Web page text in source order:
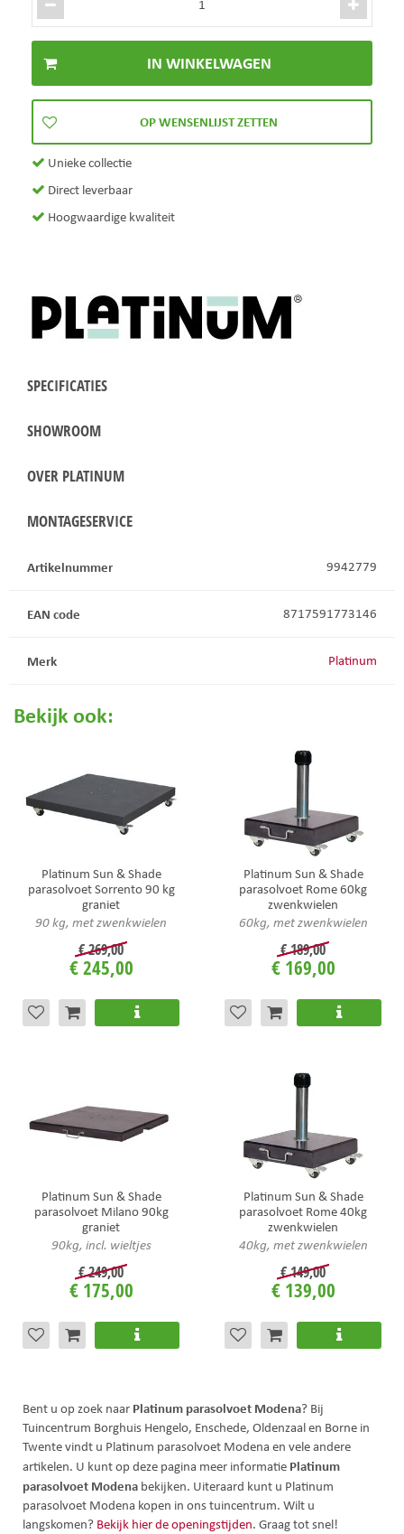
Unieke collectie
Direct leverbaar
Hoogwaardige kwaliteit
SPECIFICATIES
SHOWROOM
OVER PLATINUM
MONTAGESERVICE
Artikelnummer 9942779
EAN code 8717591773146
Merk Platinum
Bekijk ook:
Platinum Sun & Shade
parasolvoet Sorrento 90 kg
graniet
90 kg, met zwenkwielen
€269,00
€245,00
Platinum Sun & Shade
parasolvoet Rome 60kg
zwenkwielen
60kg, met zwenkwielen
€189,00
€ 169,00
Platinum Sun & Shade
parasolvoet Milano 90kg
graniet
90kg, incl. wieltjes
€249,00
€ 175,00
Platinum Sun & Shade
parasolvoet Rome 40kg
zwenkwielen
40kg, met zwenkwielen
€149,00
€ 139,00
Bent u op zoek naar Platinum parasolvoet Modena? Bij
Tuincentrum Borghuis Hengelo, Enschede, Oldenzaal en Borne in
Twente vindt u Platinum parasolvoet Modena en vele andere
artikelen. U kunt op deze pagina meer informatie Platinum
parasolvoet Modena bekijken. Uiteraard kunt u Platinum
parasolvoet Modena kopen in ons tuincentrum. Wilt u
langskomen? Bekijk hier de openingstijden. Graag tot snel!